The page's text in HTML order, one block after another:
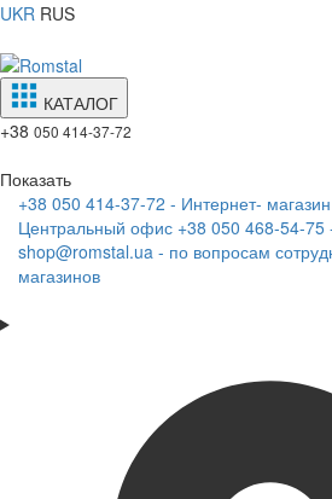
UKR RUS
КАТАЛОГ
+38 050 414-37-72
Показать
+38 050 414-37-72 - Интернет- магазин
Центральный офис +38 050 468-54-75
shop@romstal.ua - по вопросам
магазинов